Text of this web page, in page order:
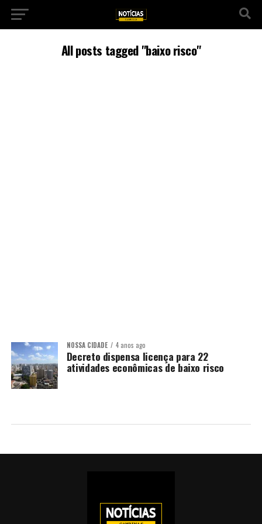
All posts tagged "baixo risco"
NOSSA CIDADE 4 anos ago
Decreto dispensa licença para 22
atividades econômicas de baixo risco